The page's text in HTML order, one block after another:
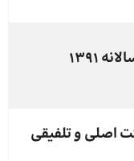
۱۳۹۱
اصلی و تلفیقی